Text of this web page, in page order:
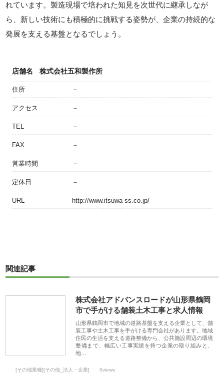
れています。製造現場で培われた知見を次世代に継承しなが
ら、新しい技術にも積極的に挑戦する姿勢が、企業の持続的な
発展を支える基盤となるでしょう。
店舗名 株式会社五和製作所
住所 －
アクセス －
TEL －
FAX －
営業時間 －
定休日 －
URL http://www.itsuwa-ss.co.jp/
関連記事
株式会社アドバンスロードが山形県鶴岡
市で手がける舗装土木工事と求人情報
山形県鶴岡市で地域の道路基盤を支える企業として、舗
装工事や土木工事を手がける専門会社があります。地域
住民の生活を支える道路整備から、公共施設周辺の環境
整備まで、幅広い工事実績を持つ企業の取り組みと、
地…
[その他業種][その他_法人・企業] 0views